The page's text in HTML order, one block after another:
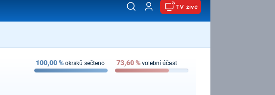
TV živě
100,00% okrsků sečteno 73,60% volební účast